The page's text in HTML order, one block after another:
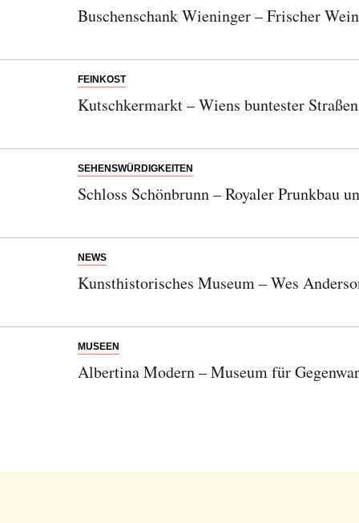
Buschenschank Wieninger – Frischer
FEINKOST
Kutschkermarkt – Wiens buntester
SEHENSWÜRDIGKEITEN
Schloss Schönbrunn – Royaler Prunkbau
NEWS
Kunsthistorisches Museum – Wes
MUSEEN
Albertina Modern – Museum für